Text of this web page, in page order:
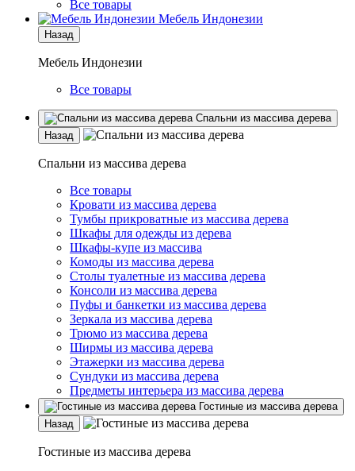
Все товары
Мебель Индонезии
Назад
Мебель Индонезии
Все товары
Спальни из массива дерева
Назад
Спальни из массива дерева
Все товары
Кровати из массива дерева
Тумбы прикроватные из массива дерева
Шкафы для одежды из дерева
Шкафы-купе из массива
Комоды из массива дерева
Столы туалетные из массива дерева
Консоли из массива дерева
Пуфы и банкетки из массива дерева
Зеркала из массива дерева
Трюмо из массива дерева
Ширмы из массива дерева
Этажерки из массива дерева
Сундуки из массива дерева
Предметы интерьера из массива дерева
Гостиные из массива дерева
Назад
Гостиные из массива дерева